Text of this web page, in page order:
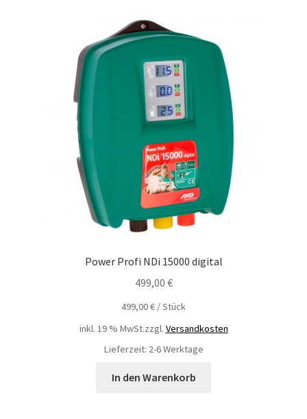
Power Profi NDi 15000 digital
499,00 €
499,00€ /Stück
inkl. 19 % MwSt.zzgl. Versandkosten
Lieferzeit: 2-6 Werktage
In den Warenkorb